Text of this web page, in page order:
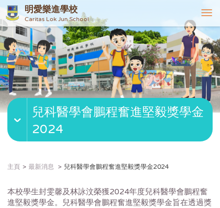
明愛樂進學校
Caritas Lok Jun School
T
o
g
g
l
e
n
v
兒科醫學會鵬程奮進堅毅獎學金
2024
主頁 最新消息 兒科醫學會鵬程奮進堅毅獎學金2024
本校學生封雯馨及林詠汶榮獲2024年度兒科醫學會鵬程奮
進堅毅獎學金。兒科醫學會鵬程奮進堅毅獎學金旨在透過獎